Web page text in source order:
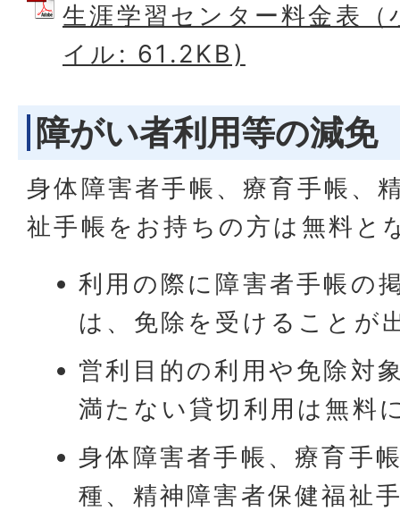
生涯学習センター料金表
イル: 61.2KB)
障がい者利用等の減免
身体障害者手帳、療育手帳、
祉手帳をお持ちの方は無料と
利用の際に障害者手帳の
は、免除を受けることが
営利目的の利用や免除対
満たない貸切利用は無料
身体障害者手帳、療育手
種、精神障害者保健福祉